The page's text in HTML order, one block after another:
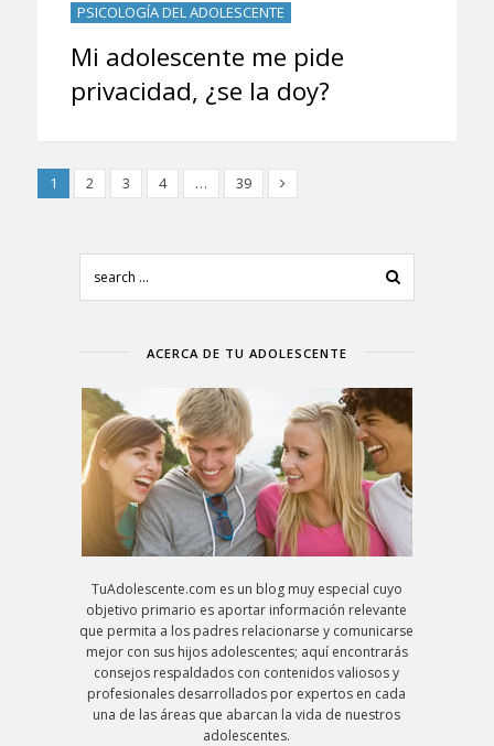
PSICOLOGÍA DEL ADOLESCENTE
Mi adolescente me pide
privacidad, ¿se la doy?
1 2 3 4 … 39
ACERCA DE TU ADOLESCENTE
TuAdolescente.com es un blog muy especial cuyo
objetivo primario es aportar información relevante
que permita a los padres relacionarse y comunicarse
mejor con sus hijos adolescentes; aquí encontrarás
consejos respaldados con contenidos valiosos y
profesionales desarrollados por expertos en cada
una de las áreas que abarcan la vida de nuestros
adolescentes.